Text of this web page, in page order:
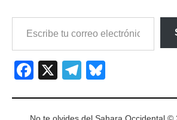
Facebook
X Telegram